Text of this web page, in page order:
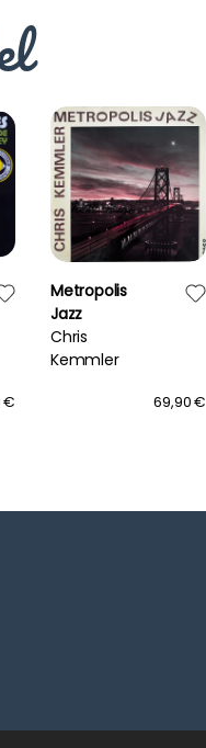
€
Metropolis
Jazz
Chris
Kemmler
69,90 €